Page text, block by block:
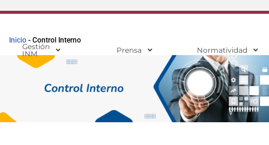
Gestión
INM
Prensa Normatividad
Inicio - Control Interno